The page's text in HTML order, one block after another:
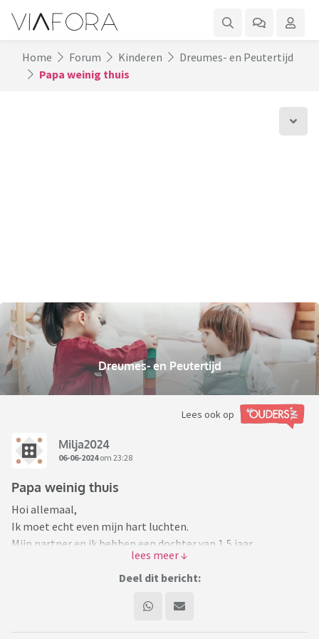
Home Forum Kinderen
Dreumes- en Peutertijd
Papa weinig thuis
Dreumes- en Peutertijd
Lees ook op
Milja2024
06-06-2024om 23:28
Papa weinig thuis
Hoi allemaal,
Ik moet echt even mijn hart luchten.
Mijn partner en ik hebben een dochter van 1,5 jaar.
Dolgelukkig zijn we met haar. Nu is het helaas wel zo dat het
de laatste maanden wat minder soepel loopt tussen mijn
maakt. Daarnaast heeft die hobby’s. Dit samen kost veel tijd.
Hierdoor komt eigenlijk de volledige zorg van onze dochter
Deel dit bericht: